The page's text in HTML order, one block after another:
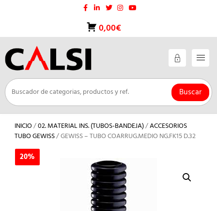
0,00€
Buscar
INICIO/02. MATERIAL INS. (TUBOS-BANDEJA)/ACCESORIOS
TUBO GEWISS/ GEWISS – TUBO COARRUG.MEDIO NG.FK15 D.32
20%
20%